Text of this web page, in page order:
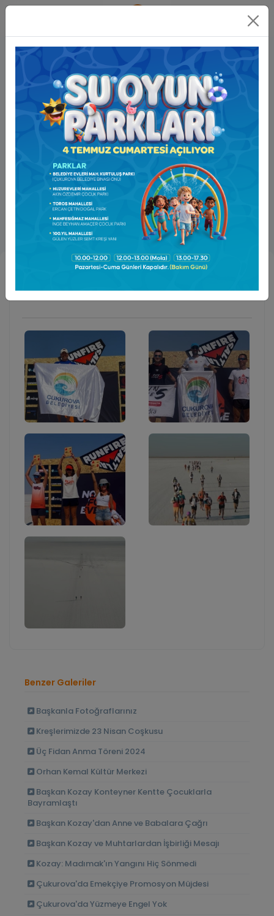
ÇUKUROVA’NIN MARATONCULARI HER ZAMANKİ GİBİ
Benzer Galeriler
Başkanla Fotoğraflarınız
Kreşlerimizde 23 Nisan Coşkusu
Üç Fidan Anma Töreni 2024
Orhan Kemal Kültür Merkezi
Başkan Kozay Konteyner Kentte Çocuklarla
Bayramlaştı
Başkan Kozay'dan Anne ve Babalara Çağrı
Başkan Kozay ve Muhtarlardan İşbirliği Mesajı
Kozay: Madımak'ın Yangını Hiç Sönmedi
Çukurova'da Emekçiye Promosyon Müjdesi
Çukurova'da Yüzmeye Engel Yok